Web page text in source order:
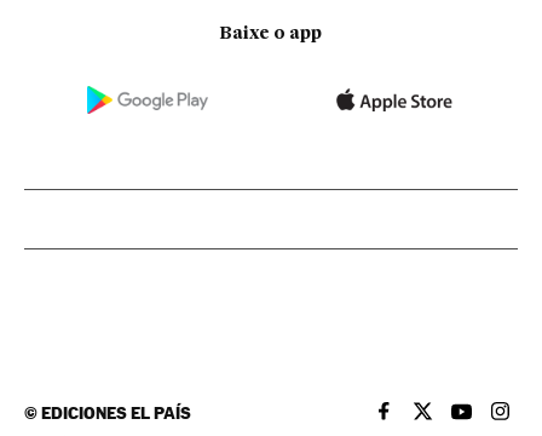
Baixe o app
©EDICIONES EL PAÍS EL PAÍS BRASIL EN
EL PAÍSEL PAÍS
EL